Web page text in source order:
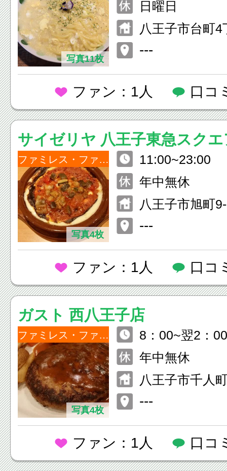
写真11枚
日曜日
八王子市台町
---
ファン：1人 口コ
サイゼリヤ 八王子東急スク
ファミレス・ファーストフード
写真4枚
11:00~23:00
年中無休
八王子市旭町
---
ファン：1人 口コ
ガスト 西八王子店
ファミレス・ファーストフード
写真4枚
8：00~翌2：00
年中無休
八王子市千人
---
ファン：1人 口コ